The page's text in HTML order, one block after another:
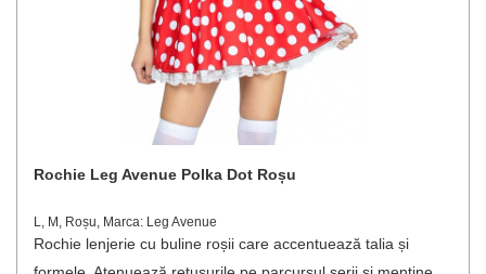
Rochie Leg Avenue Polka Dot Roșu
L, M, Roșu, Marca: Leg Avenue
Rochie lenjerie cu buline roșii care accentuează talia și